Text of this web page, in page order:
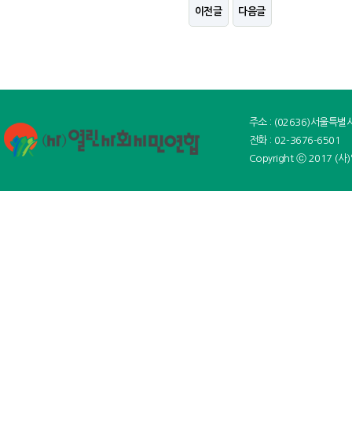
이전글 다음글
주소 : (02636)서울특별
전화 : 02-3676-6501
Copyright ⓒ 2017 (사)